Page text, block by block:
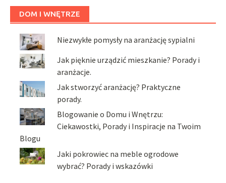
DOM I WNĘTRZE
Niezwykłe pomysły na aranżację sypialni
Jak pięknie urządzić mieszkanie? Porady i
aranżacje.
Jak stworzyć aranżację? Praktyczne
porady.
Blogowanie o Domu i Wnętrzu:
Ciekawostki, Porady i Inspiracje na Twoim
Blogu
Jaki pokrowiec na meble ogrodowe
wybrać? Porady i wskazówki